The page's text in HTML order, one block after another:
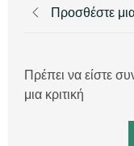
Προσθέστε μια
Πρέπει να είστε
μια κριτική